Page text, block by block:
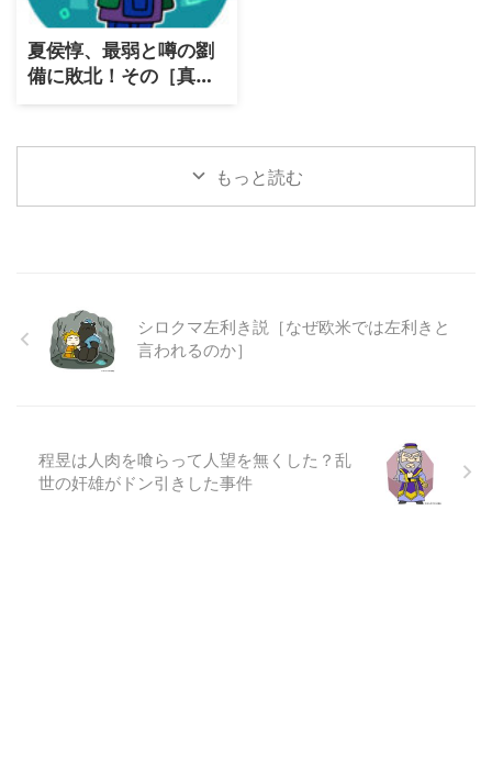
夏侯惇、最弱と噂の劉
備に敗北！その［真
相］とは？
もっと読む
シロクマ左利き説［なぜ欧米では左利きと
言われるのか］
程昱は人肉を喰らって人望を無くした？乱
世の奸雄がドン引きした事件